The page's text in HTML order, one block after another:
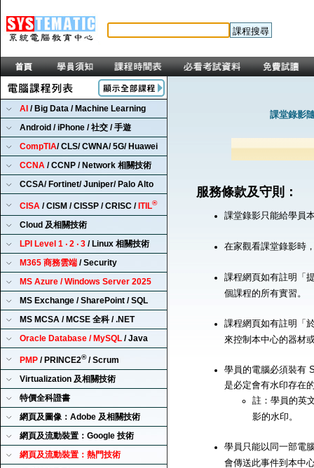
AI / Big Data / Machine Learning
Android / iPhone / 社交 / 手遊
CompTIA/ CLS/ CWNA/ 5G/ Huawei
CCNA / CCNP / Network 相關技術
CCSA/ Fortinet/ Juniper/ Palo Alto
CISA / CISM / CISSP / CRISC / ITIL®
Cloud 及相關技術
LPI Level 1 ‧ 2 ‧ 3 / Linux 相關技術
M365 商務雲端 / Security
MS Azure / Windows Server 2025
MS Exchange / SharePoint / SQL
MS MCSA / MCSE 全科 / .NET
Oracle Database / MySQL / Java
PMP / PRINCE2®/ Scrum
Virtualization 及相關技術
特價全科證書
網頁及圖像：Adobe 及相關技術
網頁及流動裝置：Google 技術
網頁及流動裝置：熱門技術
課堂錄影
服務條款及守則：
課堂錄影只能給學員
在家觀看課堂錄影時
課程網頁如有註明「
個課程的所有實習。
課程網頁如有註明「
來控制本中心的器材
學員的電腦必須裝有
是必定會有水印存在
註：學員的英
影的水印。
學員只能以同一部電
會傳送此事件到本中